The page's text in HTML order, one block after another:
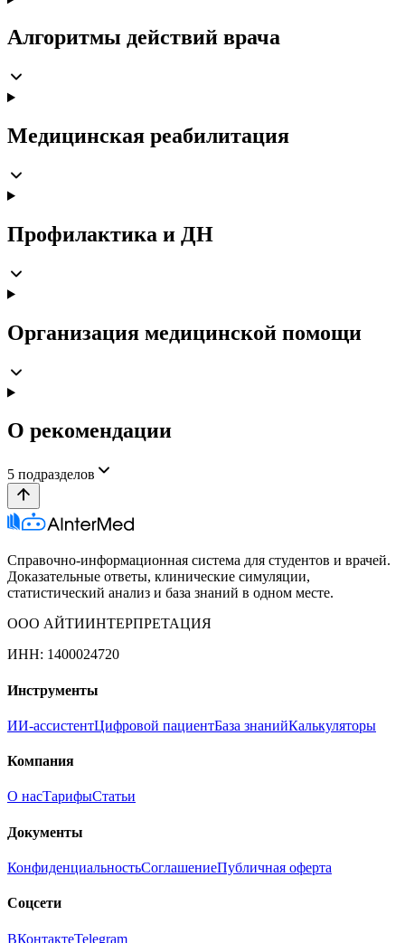
Алгоритмы действий врача
Медицинская реабилитация
Профилактика и ДН
Организация медицинской помощи
О рекомендации
5 подразделов
Справочно-информационная система для студентов и врачей.
Доказательные ответы, клинические симуляции,
статистический анализ и база знаний в одном месте.
ООО АЙТИИНТЕРПРЕТАЦИЯ
ИНН: 1400024720
Инструменты
ИИ-ассистентЦифровой пациентБаза знанийКалькуляторы
Компания
О насТарифыСтатьи
Документы
КонфиденциальностьСоглашениеПубличная оферта
Соцсети
ВКонтактеTelegram